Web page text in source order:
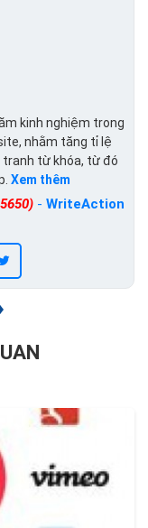
kinh nghiệm trong
nhằm tăng tỉ lệ
tranh từ khóa, từ đó
Xem thêm
- WriteAction